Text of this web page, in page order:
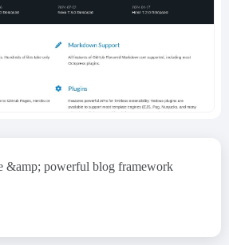
&amp; powerful blog framework